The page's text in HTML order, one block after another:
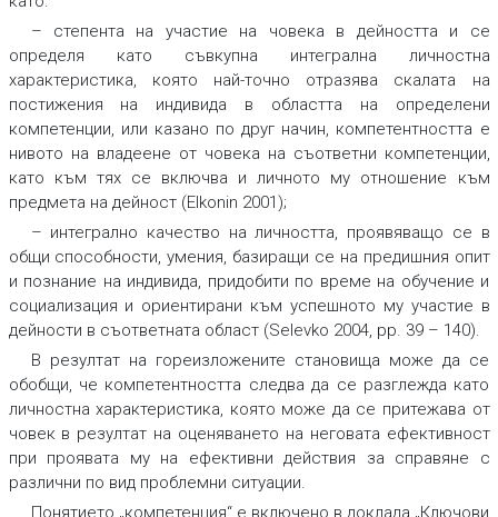
– степента на участие на човека в дейността и се
определя като съвкупна интегрална личностна
характеристика, която най-точно отразява скалата на
постижения на индивида в областта на определени
компетенции, или казано по друг начин, компетентността е
нивото на владеене от човека на съответни компетенции,
като към тях се включва и личното му отношение към
предмета на дейност (Elkonin 2001);
– интегрално качество на личността, проявяващо се в
общи способности, умения, базиращи се на предишния опит
и познание на индивида, придобити по време на обучение и
социализация и ориентирани към успешното му участие в
дейности в съответната област (Selevko 2004, pр. 39 – 140).
В резултат на гореизложените становища може да се
обобщи, че компетентността следва да се разглежда като
личностна характеристика, която може да се притежава от
човек в резултат на оценяването на неговата ефективност
при проявата му на ефективни действия за справяне с
различни по вид проблемни ситуации.
Понятието „компетенция“ е включено в доклада „Ключови